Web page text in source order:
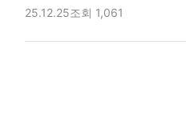
25.12.25조회 1,061